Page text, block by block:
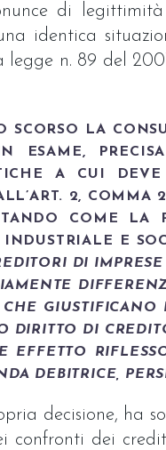
di
identica
n. 89 del
SCORSO LA
ESAME,
A CUI DEVE
2,
COME LA
E
DI
DI
EFFETTO
DEBITRICE,
decisione, ha
confronti dei